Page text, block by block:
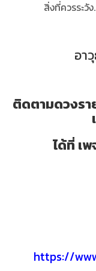
สิ่งที่ควรระวั
อา
ติดตามดวงรา
ได้ที่ เ
https://